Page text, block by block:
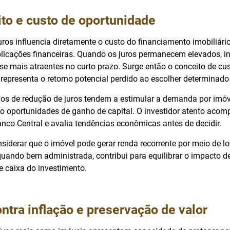
e custo de oportunidade
influencia diretamente o custo do financiamento
financeiras. Quando os juros permanecem elevados,
mais atraentes no curto prazo. Surge então o conceito de
o retorno potencial perdido ao escolher
de redução de juros tendem a estimular a demanda por
oportunidades de ganho de capital. O investidor atento
Central e avalia tendências econômicas antes de decidir.
que o imóvel pode gerar renda recorrente por meio de
bem administrada, contribui para equilibrar o impacto
caixa do investimento.
inflação e preservação de valor